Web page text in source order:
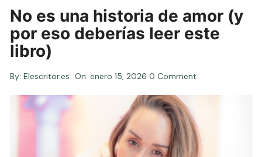
No es una historia de amor (y
por eso deberías leer este
libro)
By: Elescritor.es On:enero 15, 2026 0 Comment